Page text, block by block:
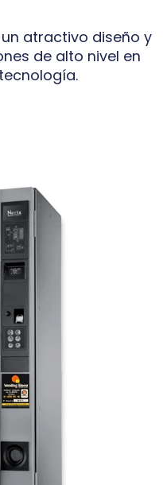
atractivo diseño y
de alto nivel en